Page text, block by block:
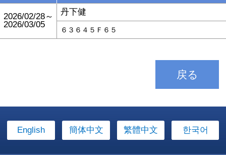
2026/02/28～
2026/03/05
丹下健
６３６４５Ｆ６５
戻る
English 簡体中文 繁體中文 한국어